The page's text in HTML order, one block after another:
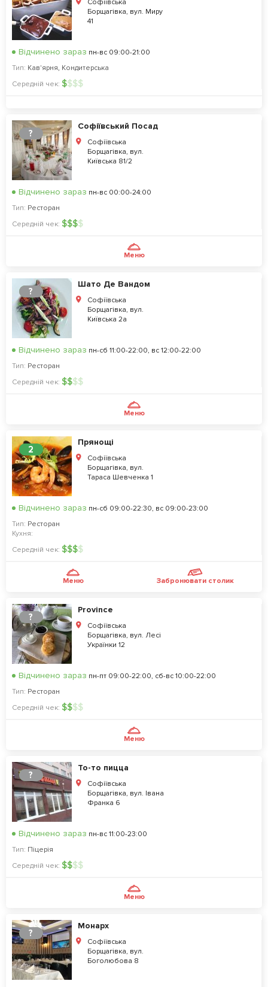
Софіївська
Борщагівка, вул. Миру
41
Відчинено зараз пн-вс 09:00-21:00
Тип: Кав'ярня, Кондитерська
Середній чек: $$$$
?
Софіївський Посад
Софіївська
Борщагівка, вул.
Київська 81/2
Відчинено зараз пн-вс 00:00-24:00
Тип: Ресторан
Середній чек: $$$$
Меню
?
Шато Де Вандом
Софіївська
Борщагівка, вул.
Київська 2а
Відчинено зараз пн-сб 11:00-22:00, вс 12:00-22:00
Тип: Ресторан
Середній чек: $$$$
Меню
2
Прянощі
Софіївська
Борщагівка, вул.
Тараса Шевченка 1
Відчинено зараз пн-сб 09:00-22:30, вс 09:00-23:00
Тип: Ресторан
Кухня:
Середній чек: $$$$
Меню Забронювати столик
?
Province
Софіївська
Борщагівка, вул. Лесі
Українки 12
Відчинено зараз пн-пт 09:00-22:00, сб-вс 10:00-22:00
Тип: Ресторан
Середній чек: $$$$
Меню
?
То-то пицца
Софіївська
Борщагівка, вул. Івана
Франка 6
Відчинено зараз пн-вс 11:00-23:00
Тип: Піцерія
Середній чек: $$$$
Меню
?
Монарх
Софіївська
Борщагівка, вул.
Боголюбова 8